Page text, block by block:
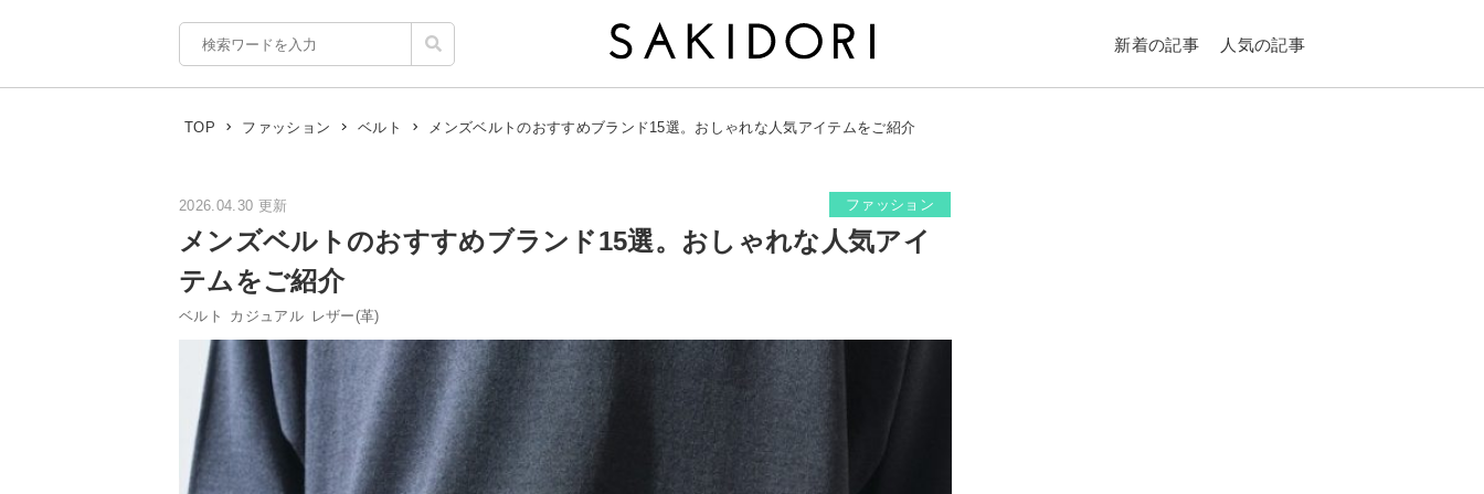
新着の記事 人気の記事
TOP ファッション ベルト メンズベルトのおすすめブランド15選。おしゃれな人気アイテムをご紹介
2026.04.30 更新 ファッション
メンズベルトのおすすめブランド15選。おしゃれな人気アイ
テムをご紹介
ベルト カジュアル レザー(革)